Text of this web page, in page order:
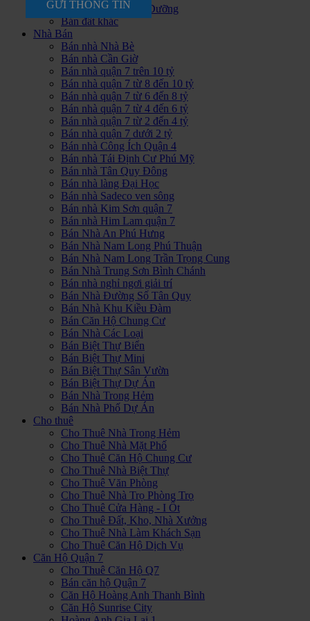
Bán Đất Khu Nghĩ Dưỡng
Bán đất khác
Nhà Bán
Bán nhà Nhà Bè
Bán nhà Cần Giờ
Bán nhà quận 7 trên 10 tỷ
Bán nhà quận 7 từ 8 đến 10 tỷ
Bán nhà quận 7 từ 6 đến 8 tỷ
Bán nhà quận 7 từ 4 đến 6 tỷ
Bán nhà quận 7 từ 2 đến 4 tỷ
Bán nhà quận 7 dưới 2 tỷ
Bán nhà Công Ích Quận 4
Bán nhà Tái Định Cư Phú Mỹ
Bán nhà Tân Quy Đông
Bán nhà làng Đại Học
Bán nhà Sadeco ven sông
Bán nhà Kim Sơn quận 7
Bán nhà Him Lam quận 7
Bán Nhà An Phú Hưng
Bán Nhà Nam Long Phú Thuận
Bán Nhà Nam Long Trần Trọng Cung
Bán Nhà Trung Sơn Bình Chánh
Bán nhà nghỉ ngơi giải trí
Bán Nhà Đường Số Tân Quy
Bán Nhà Khu Kiều Đàm
Bán Căn Hộ Chung Cư
Bán Nhà Các Loại
Bán Biệt Thự Biển
Bán Biệt Thự Mini
Bán Biệt Thự Sân Vườn
Bán Biệt Thự Dự Án
Bán Nhà Trong Hẻm
Bán Nhà Phố Dự Án
Cho thuê
Cho Thuê Nhà Trong Hẻm
Cho Thuê Nhà Mặt Phố
Cho Thuê Căn Hộ Chung Cư
Cho Thuê Nhà Biệt Thự
Cho Thuê Văn Phòng
Cho Thuê Nhà Trọ Phòng Trọ
Cho Thuê Cửa Hàng - I Ốt
Cho Thuê Đất, Kho, Nhà Xưởng
Cho Thuê Nhà Làm Khách Sạn
Cho Thuê Căn Hộ Dịch Vụ
Căn Hộ Quận 7
Cho Thuê Căn Hộ Q7
Bán căn hộ Quận 7
Căn Hộ Hoàng Anh Thanh Bình
Căn Hộ Sunrise City
GỬI THÔNG TIN